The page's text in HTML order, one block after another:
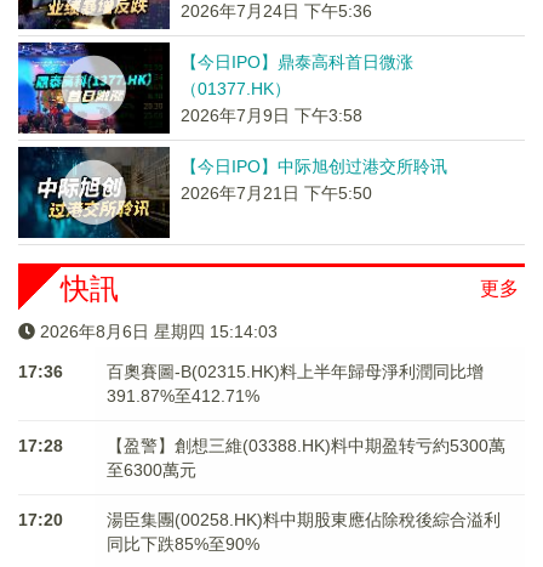
2026年7月24日 下午5:36
【今日IPO】鼎泰高科首日微涨
（01377.HK）
2026年7月9日 下午3:58
【今日IPO】中际旭创过港交所聆讯
2026年7月21日 下午5:50
更多
快訊
2026年8月6日 星期四 15:14:03
17:36
百奧賽圖-B(02315.HK)料上半年歸母淨利潤同比增
391.87%至412.71%
17:28
【盈警】創想三維(03388.HK)料中期盈转亏約5300萬
至6300萬元
17:20
湯臣集團(00258.HK)料中期股東應佔除稅後綜合溢利
同比下跌85%至90%